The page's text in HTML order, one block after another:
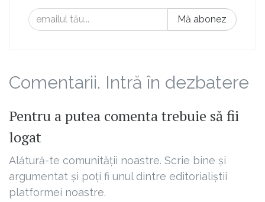
Mă abonez
Comentarii. Intră în dezbatere
Pentru a putea comenta trebuie să fii
logat
Alătură-te comunității noastre. Scrie bine și
argumentat și poți fi unul dintre editorialiștii
platformei noastre.